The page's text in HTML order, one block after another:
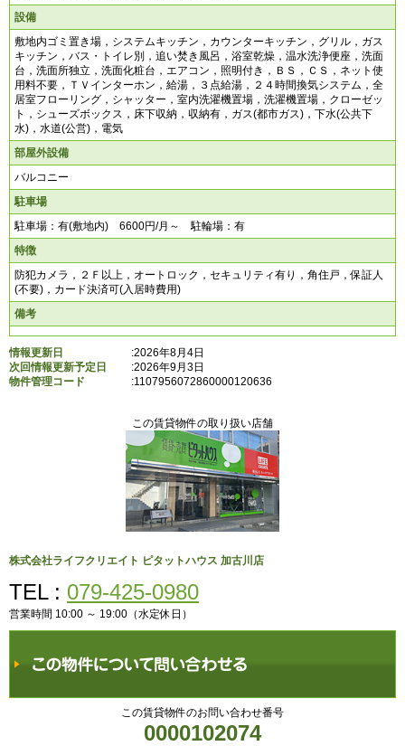
設備
敷地内ゴミ置き場，システムキッチン，カウンターキッチン，グリル，ガス
キッチン，バス・トイレ別，追い焚き風呂，浴室乾燥，温水洗浄便座，洗面
台，洗面所独立，洗面化粧台，エアコン，照明付き，ＢＳ，ＣＳ，ネット使
用料不要，ＴＶインターホン，給湯，３点給湯，２４時間換気システム，全
居室フローリング，シャッター，室内洗濯機置場，洗濯機置場，クローゼッ
ト，シューズボックス，床下収納，収納有，ガス(都市ガス)，下水(公共下
水)，水道(公営)，電気
部屋外設備
バルコニー
駐車場
駐車場：有(敷地内) 6600円/月～ 駐輪場：有
特徴
防犯カメラ，２Ｆ以上，オートロック，セキュリティ有り，角住戸，保証人
(不要)，カード決済可(入居時費用)
備考
情報更新日
:2026年8月4日
次回情報更新予定日
:2026年9月3日
物件管理コード
:1107956072860000120636
この賃貸物件の取り扱い店舗
株式会社ライフクリエイト ピタットハウス 加古川店
TEL : 079-425-0980
営業時間 10:00 ～ 19:00（水定休日）
この賃貸物件のお問い合わせ番号
0000102074